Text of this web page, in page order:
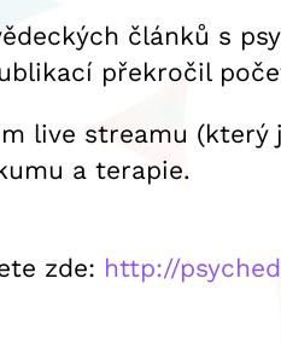
článků s
překročil
live streamu (který
a terapie.
zde: http://